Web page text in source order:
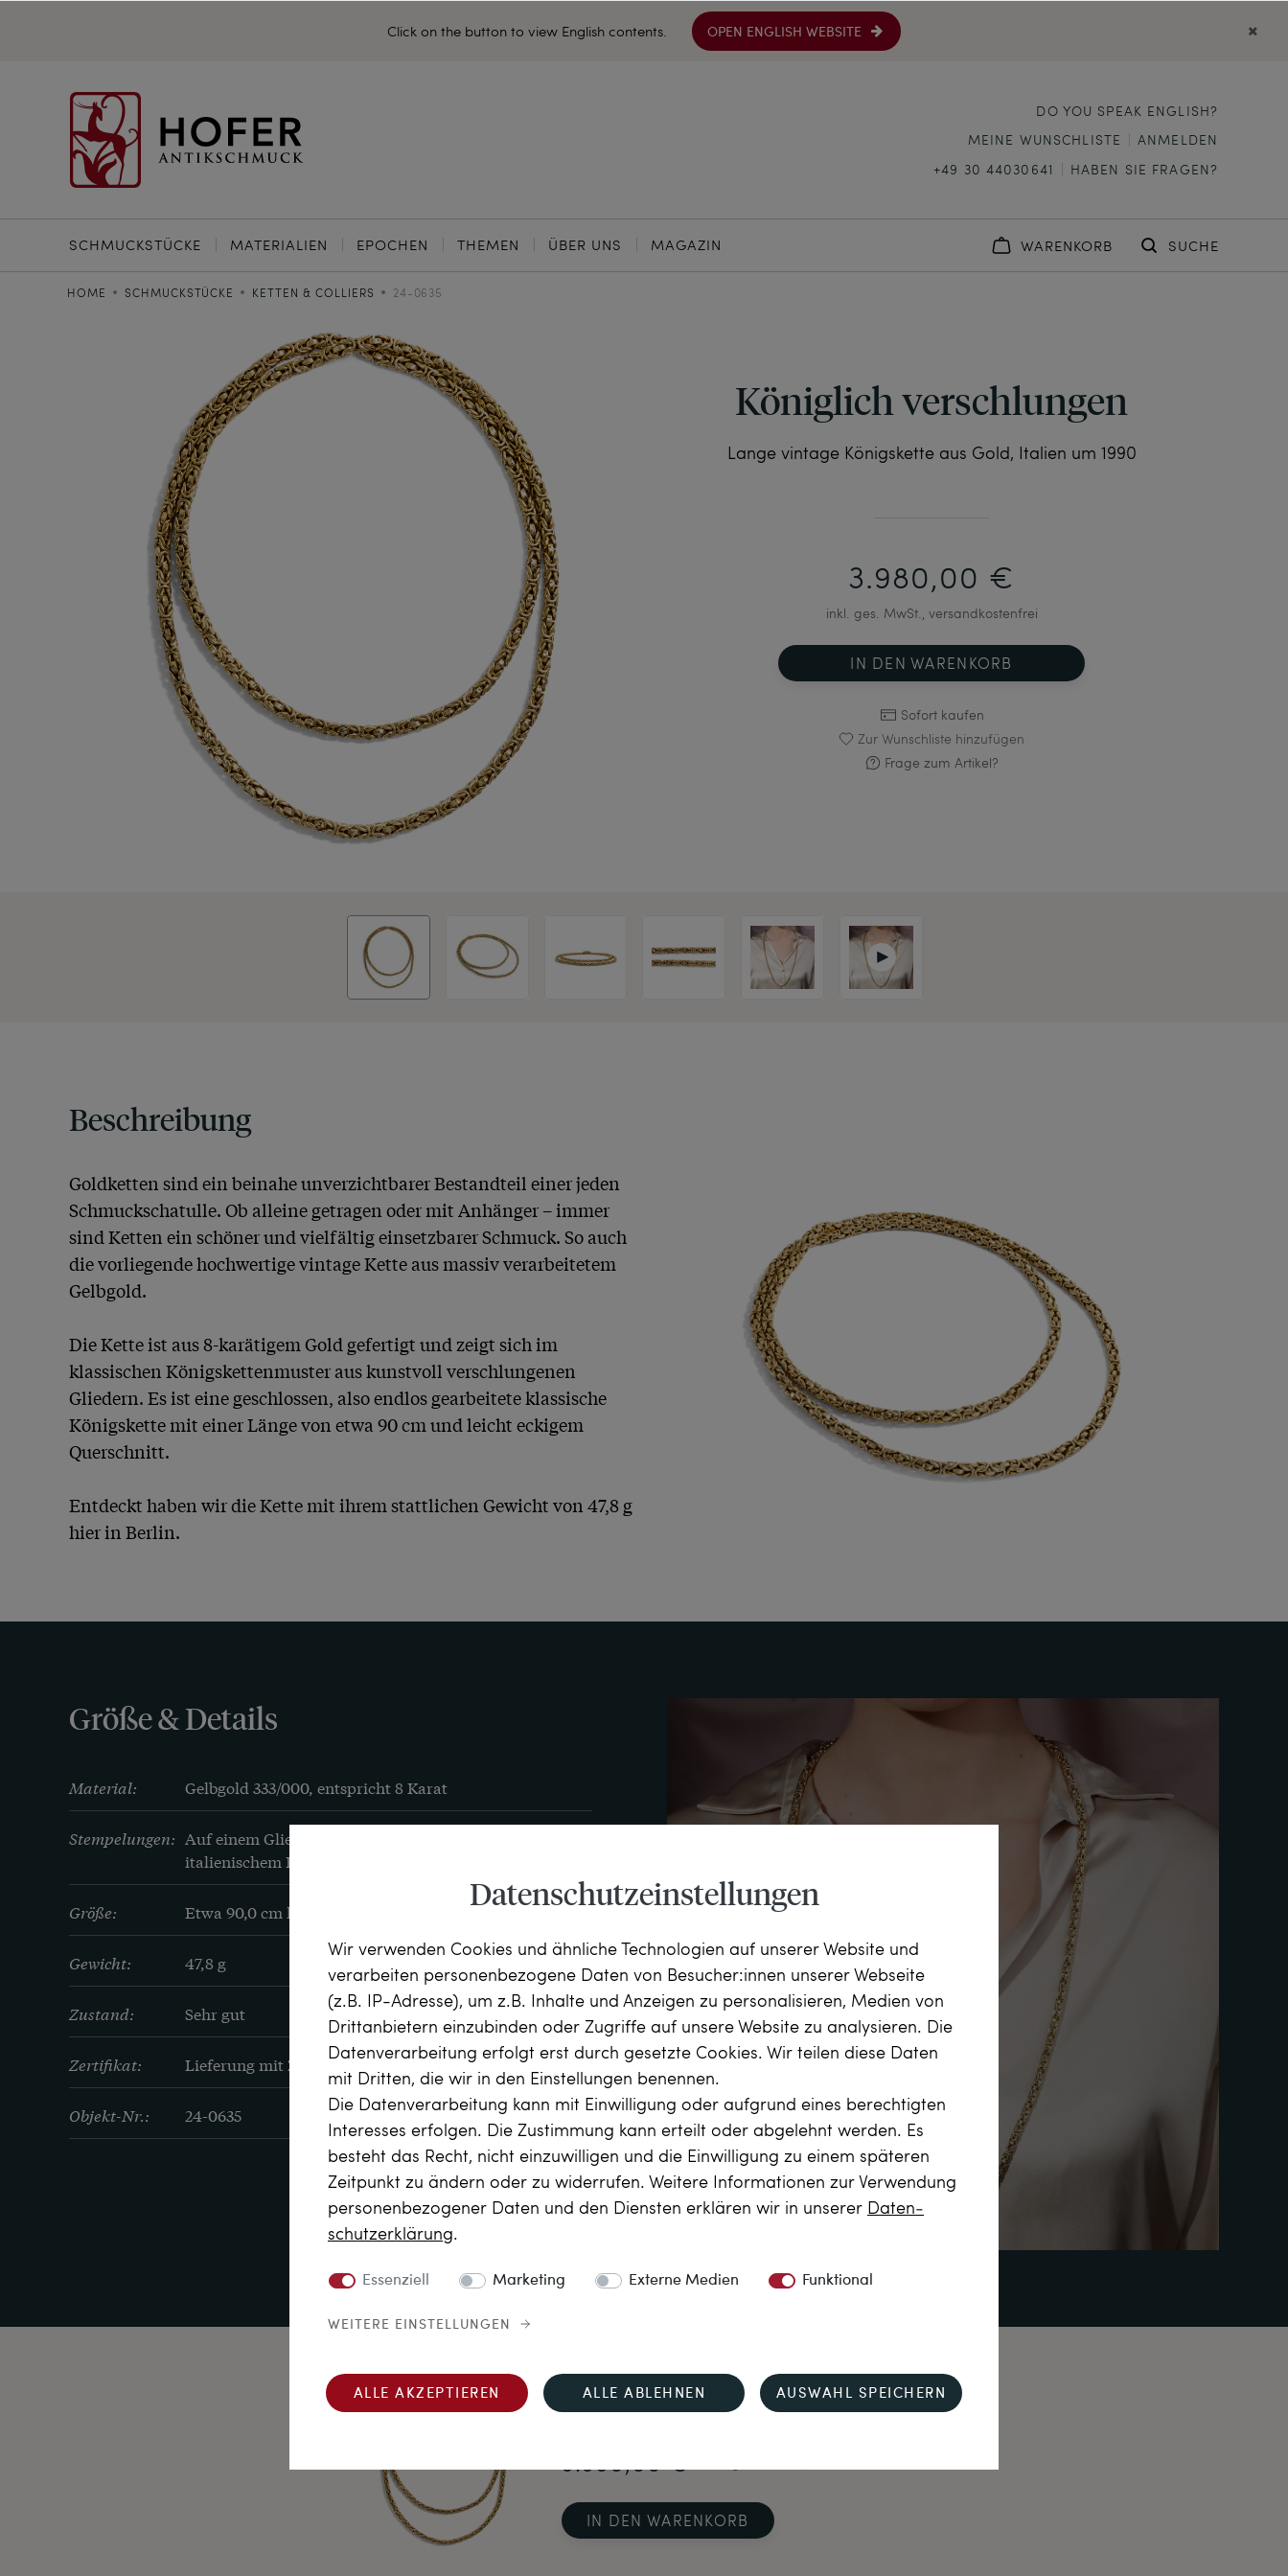
Click on the button to view English contents. OPEN ENGLISH WEBSITE
DO YOU SPEAK ENGLISH?
MEINE WUNSCHLISTE
ANMELDEN
+49 30 44030641
HABEN SIE FRAGEN?
SCHMUCKSTÜCKE MATERIALIEN EPOCHEN THEMEN ÜBER UNS MAGAZIN WARENKORB SUCHE
HOME SCHMUCKSTÜCKE KETTEN & COLLIERS 24-0635
Königlich verschlungen
Lange vintage Königskette aus Gold, Italien um 1990
3.980,00 €
inkl. ges. MwSt., versandkostenfrei
IN DEN WARENKORB
Sofort kaufen
Zur Wunschliste hinzufügen
Frage zum Artikel?
Beschreibung
Goldketten sind ein beinahe unverzichtbarer Bestandteil einer jeden
Schmuckschatulle. Ob alleine getragen oder mit Anhänger – immer
sind Ketten ein schöner und vielfältig einsetzbarer Schmuck. So auch
die vorliegende hochwertige vintage Kette aus massiv verarbeitetem
Gelbgold.
Die Kette ist aus 8-karätigem Gold gefertigt und zeigt sich im
klassischen Königskettenmuster aus kunstvoll verschlungenen
Gliedern. Es ist eine geschlossen, also endlos gearbeitete klassische
Königskette mit einer Länge von etwa 90 cm und leicht eckigem
Querschnitt.
Entdeckt haben wir die Kette mit ihrem stattlichen Gewicht von 47,8 g
hier in Berlin.
Größe & Details
Material: Gelbgold 333/000, entspricht 8 Karat
Stempelungen: Auf einem Glied seitlich kleine Plakette mit
italienischem Feingehaltsstempel „333“ in Raute
Größe: Etwa 90,0 cm lang, 4,8 mm breit
Gewicht: 47,8 g
Zustand: Sehr gut
Zertifikat: Lieferung mit Zertifikat
Objekt-Nr.: 24-0635
Königlich verschlungen
3.980,00 €
IN DEN WARENKORB
Datenschutzeinstellungen
Wir verwenden Cookies und ähnliche Technologien auf unserer Website und
verarbeiten personenbezogene Daten von Besucher:innen unserer Webseite
(z.B. IP-Adresse), um z.B. Inhalte und Anzeigen zu personalisieren, Medien von
Drittanbietern einzubinden oder Zugriffe auf unsere Website zu analysieren. Die
Datenverarbeitung erfolgt erst durch gesetzte Cookies. Wir teilen diese Daten
mit Dritten, die wir in den Einstellungen benennen.
Die Datenverarbeitung kann mit Einwilligung oder aufgrund eines berechtigten
Interesses erfolgen. Die Zustimmung kann erteilt oder abgelehnt werden. Es
besteht das Recht, nicht einzuwilligen und die Einwilligung zu einem späteren
Zeitpunkt zu ändern oder zu widerrufen. Weitere Informationen zur Verwendung
personenbezogener Daten und den Diensten erklären wir in unserer Daten­
schutz­erklärung.
Essenziell Marketing Externe Medien Funktional
WEITERE EINSTELLUNGEN
ALLE AKZEPTIEREN ALLE ABLEHNEN AUSWAHL SPEICHERN